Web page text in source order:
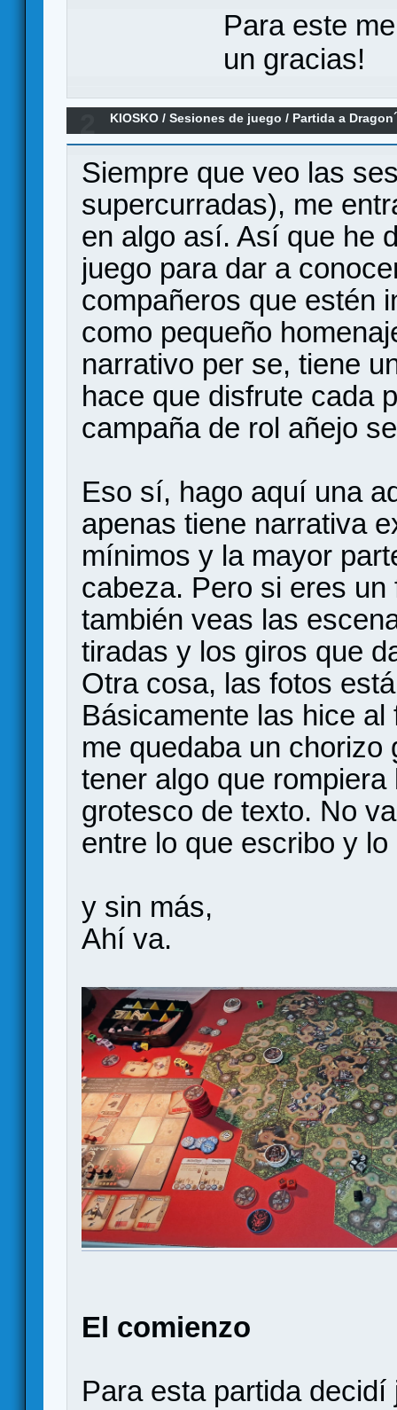
Para este
un gracias!
KIOSKO /Sesiones de juego / Partida a
Siempre que veo las
supercurradas), me
en algo así. Así que he
juego para dar a
compañeros que estén
como pequeño
narrativo per se, tiene
hace que disfrute cada
campaña de rol añejo
Eso sí, hago aquí una
apenas tiene narrativa
mínimos y la mayor
cabeza. Pero si eres
también veas las
tiradas y los giros que
Otra cosa, las fotos
Básicamente las hice
me quedaba un
tener algo que
grotesco de texto. No
entre lo que escribo y
y sin más,
Ahí va.
El comienzo
Para esta partida